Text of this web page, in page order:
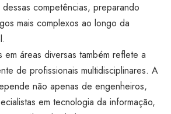
competências, preparando
mais complexos ao longo da
áreas diversas também reflete a
de profissionais multidisciplinares. A
não apenas de engenheiros,
em tecnologia da informação,